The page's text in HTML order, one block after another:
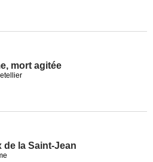
mort agitée
de la Saint-Jean